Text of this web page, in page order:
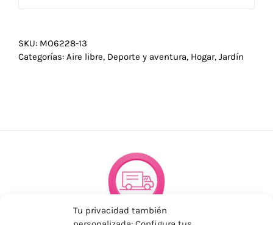
Tu privacidad también
SKU: MO6228-13
Categorías: Aire libre, Deporte y aventura, Hogar, Jardín